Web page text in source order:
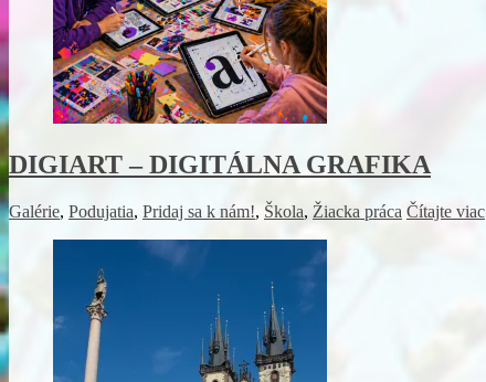
DIGIART – DIGITÁLNA GRAFIKA
Galérie, Podujatia, Pridaj sa k nám!, Škola, Žiacka práca Čítajte viac